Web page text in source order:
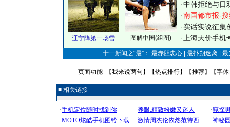
辽宁降第一场雪 图解中国(组图)
·中韩拒绝与日
·南国都市报-
·实话实说征集
· 上海天价手
十一新闻之“最”： 最赤胆忠心 | 最扑朔迷离 |
页面功能 【我来说两句 】【热点排行】【推荐】【字体
■ 相关链接